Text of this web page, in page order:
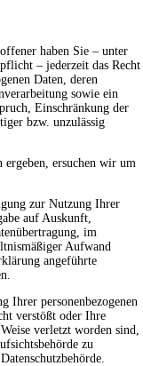
haben Sie – unter
– jederzeit das Recht
Daten, deren
sowie ein
Einschränkung der
bzw. unzulässig
ersuchen wir um
zur Nutzung Ihrer
auf Auskunft,
im
Aufwand
angeführte
Ihrer personenbezogenen
verstößt oder Ihre
verletzt worden sind,
zu